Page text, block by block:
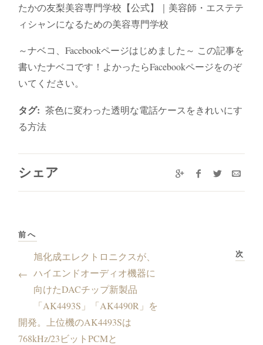
たかの友梨美容専門学校【公式】｜美容師・エステテ
ィシャンになるための美容専門学校
～ナベコ、Facebookページはじめました～ この記事を
書いたナベコです！よかったらFacebookページをのぞ
いてください。
タグ: 茶色に変わった透明な電話ケースをきれいにす
る方法
シェア
前へ
←
旭化成エレクトロニクスが、
ハイエンドオーディオ機器に
向けたDACチップ新製品
「AK4493S」「AK4490R」を
開発。上位機のAK4493Sは
768kHz/23ビットPCMと
次